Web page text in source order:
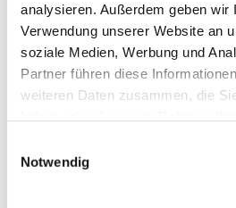
analysieren. Außerdem geben wir
Verwendung unserer Website an
soziale Medien, Werbung und
Partner führen diese
weiteren Daten zusammen, die
Notwendig